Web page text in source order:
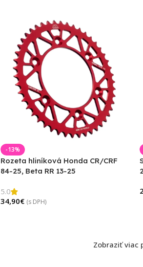
-13%
Rozeta hliníková Honda CR/CRF
84-25, Beta RR 13-25
5.0
34,90€ (s DPH)
Zobraziť viac